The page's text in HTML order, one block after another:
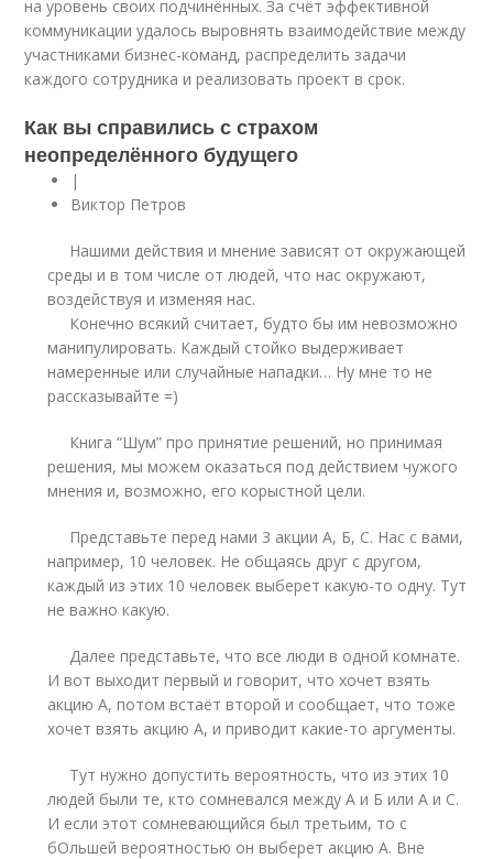
на уровень своих подчинённых. За счёт эффективной
коммуникации удалось выровнять взаимодействие между
участниками бизнес-команд, распределить задачи
каждого сотрудника и реализовать проект в срок.
Как вы справились с страхом
неопределённого будущего
|
Виктор Петров
Нашими действия и мнение зависят от окружающей
среды и в том числе от людей, что нас окружают,
воздействуя и изменяя нас.
Конечно всякий считает, будто бы им невозможно
манипулировать. Каждый стойко выдерживает
намеренные или случайные нападки… Ну мне то не
рассказывайте =)
Книга “Шум” про принятие решений, но принимая
решения, мы можем оказаться под действием чужого
мнения и, возможно, его корыстной цели.
Представьте перед нами 3 акции А, Б, С. Нас с вами,
например, 10 человек. Не общаясь друг с другом,
каждый из этих 10 человек выберет какую-то одну. Тут
не важно какую.
Далее представьте, что все люди в одной комнате.
И вот выходит первый и говорит, что хочет взять
акцию А, потом встаёт второй и сообщает, что тоже
хочет взять акцию А, и приводит какие-то аргументы.
Тут нужно допустить вероятность, что из этих 10
людей были те, кто сомневался между А и Б или А и С.
И если этот сомневающийся был третьим, то с
бОльшей вероятностью он выберет акцию А. Вне